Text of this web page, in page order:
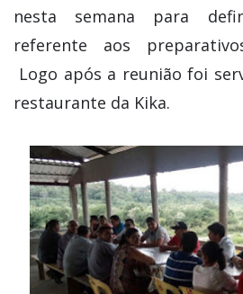
nesta semana para
referente aos
Logo após a reunião foi
restaurante da Kika.